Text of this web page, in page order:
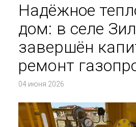
Надёжное
дом: в селе
завершён
ремонт
04 июня 2026